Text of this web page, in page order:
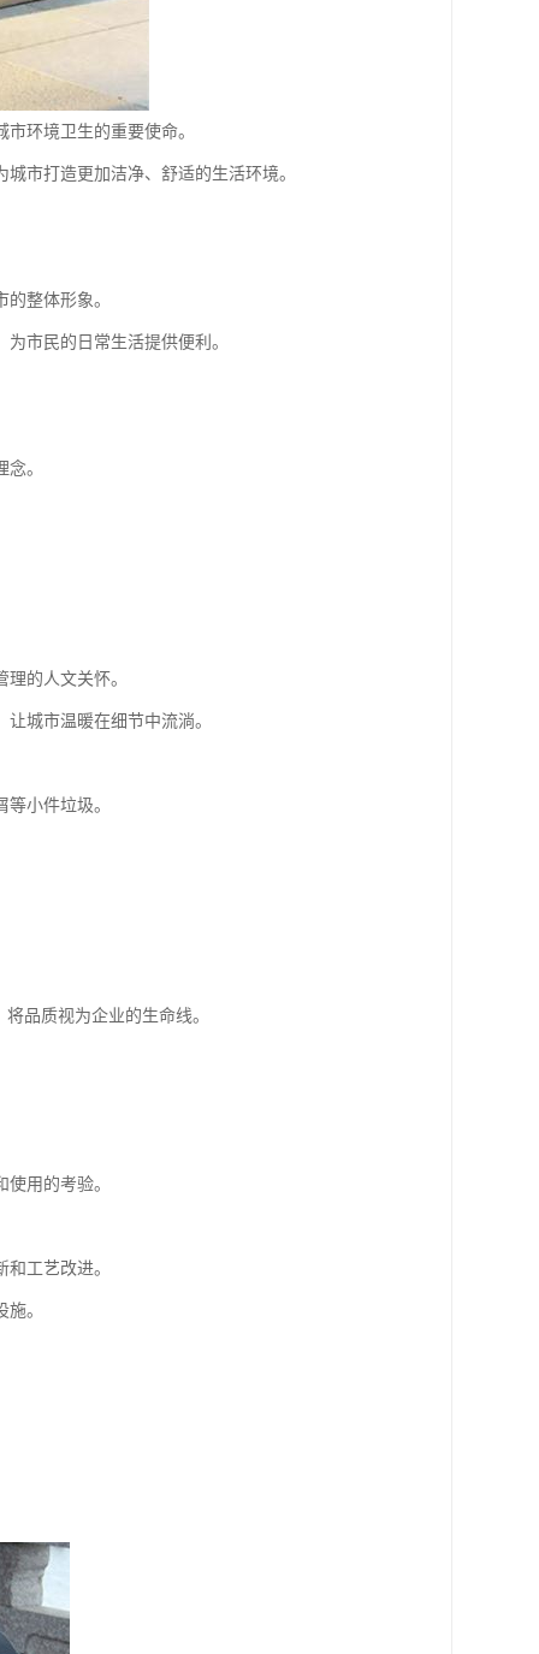
环境卫生的重要使命。
市打造更加洁净、舒适的生活环境。
整体形象。
市民的日常生活提供便利。
。
的人文关怀。
城市温暖在细节中流淌。
小件垃圾。
品质视为企业的生命线。
用的考验。
工艺改进。
。